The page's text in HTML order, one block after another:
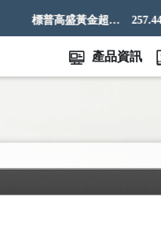
標普高盛黃金超額回報指數 257.44
產品資訊